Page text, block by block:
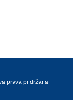
prava pridržana